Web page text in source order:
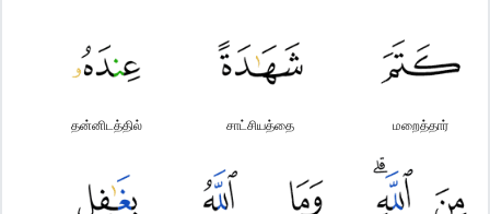
மறைத்தார்
சாட்சியத்தை
தன்னிடத்தில்